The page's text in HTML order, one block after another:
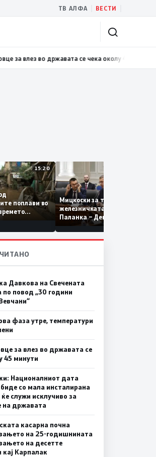
ТВ АЛФА ВЕСТИ
во државата се чека околу 45 минути
15:20
од
поплави во
невремето
Мицкоски за третата
железничката делница
Паланка – Деве Баир:
Проектот нема да
половина тунел во слепа
улица, сега имаме целина
Давкова на Свечената
по повод „30 години
фаза утре, температури
за влез во државата се
45 минути
Националниот дата
со мала инсталирана
служи исклучиво за
на државата
касарна почна
на 25-годишнината
на десетте
кај Карпалак